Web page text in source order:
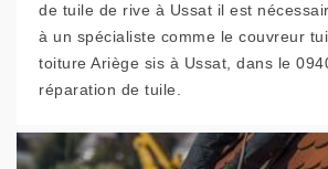
de tuile de rive à Ussat il est
à un spécialiste comme le couvreur
toiture Ariège sis à Ussat, dans le
réparation de tuile.